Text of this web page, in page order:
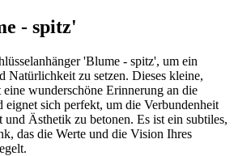
- spitz'
'Blume - spitz', um ein
Natürlichkeit zu setzen. Dieses kleine,
eine wunderschöne Erinnerung an die
eignet sich perfekt, um die Verbundenheit
Ästhetik zu betonen. Es ist ein subtiles,
das die Werte und die Vision Ihres